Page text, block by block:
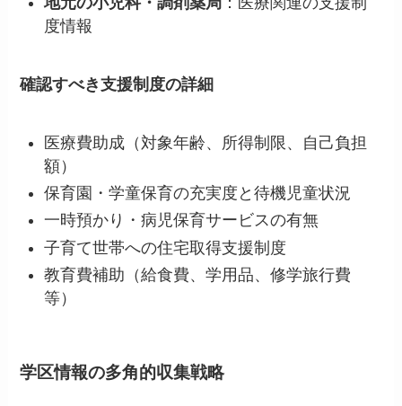
度情報
確認すべき支援制度の詳細
医療費助成（対象年齢、所得制限、自己負担
額）
保育園・学童保育の充実度と待機児童状況
一時預かり・病児保育サービスの有無
子育て世帯への住宅取得支援制度
教育費補助（給食費、学用品、修学旅行費
等）
学区情報の多角的収集戦略